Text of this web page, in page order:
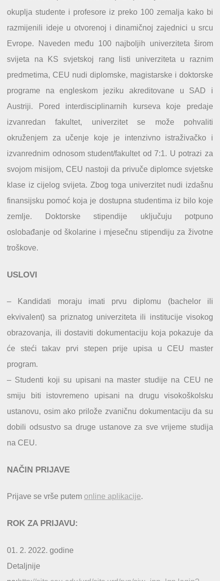
okuplja studente i profesore iz preko 100 zemalja kako bi
razmijenili ideje u otvorenoj i dinamičnoj zajednici u srcu
Evrope. Naveden među 100 najboljih univerziteta širom
svijeta na KS svjetskoj rang listi univerziteta u raznim
predmetima, CEU nudi diplomske, magistarske i doktorske
programe na engleskom jeziku akreditovane u SAD i
Austriji. Pored interdisciplinarnih kurseva koje predaje
izvanredan fakultet, univerzitet se može pohvaliti
okruženjem za učenje koje je intenzivno istraživačko i
izvanrednim odnosom student/fakultet od 7:1. U potrazi za
svojom misijom, CEU nastoji da privuče diplomce svjetske
klase iz cijelog svijeta. Zbog toga univerzitet nudi izdašnu
finansijsku pomoć koja je dostupna studentima iz bilo koje
zemlje. Doktorske stipendije uključuju potpuno
oslobađanje od školarine i mjesečnu stipendiju za životne
troškove.
USLOVI
– Kandidati moraju imati prvu diplomu (bachelor ili
ekvivalent) sa priznatog univerziteta ili institucije visokog
obrazovanja, ili dostaviti dokumentaciju koja pokazuje da
će steći takav prvi stepen prije upisa u CEU master
program.
– Studenti koji su upisani na master studije na CEU ne
smiju biti istovremeno upisani na drugu visokoškolsku
ustanovu, osim ako prilože zvaničnu dokumentaciju da su
dobili odsustvo sa druge ustanove za sve vrijeme studija
na CEU.
NAČIN PRIJAVE
Prijave se vrše putem on line aplikacije.
ROK ZA PRIJAVU:
01. 2. 2022. godine
Detaljnije